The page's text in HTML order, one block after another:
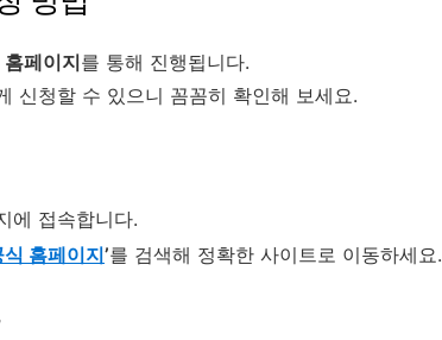
홈페이지를 통해 진행됩니다.
신청할 수 있으니 꼼꼼히 확인해 보세요.
에 접속합니다.
홈페이지’를 검색해 정확한 사이트로 이동하세요.